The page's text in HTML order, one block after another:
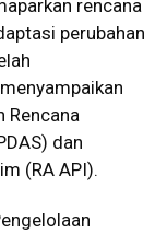
rencana
perubahan
Rencana
dan
(RA API).